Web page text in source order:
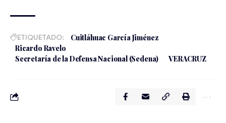
ETIQUETADO:
Cuitláhuac García Jiménez
Ricardo Ravelo
Secretaría de la Defensa Nacional (Sedena)
VERACRUZ